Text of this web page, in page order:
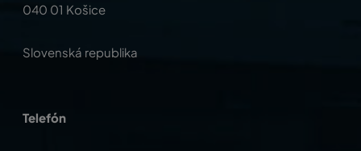
040 01 Košice
Slovenská republika
Telefón